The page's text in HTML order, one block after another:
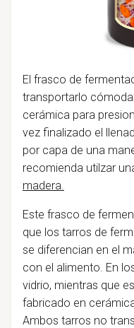
El frasco de
transportarlo
cerámica para
vez finalizado el
por capa de una
recomienda utilzar
madera.
Este frasco de
que los tarros de
se diferencian en el
con el alimento. En
vidrio, mientras que
fabricado en
Ambos tarros no